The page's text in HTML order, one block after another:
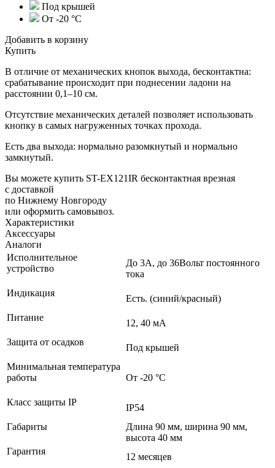
Под крышей
От -20 °C
Добавить в корзину
Купить
В отличие от механических кнопок выхода, бесконтактна:
срабатывание происходит при поднесении ладони на
расстоянии 0,1–10 см.
Отсутствие механических деталей позволяет использовать
кнопку в самых нагруженных точках прохода.
Есть два выхода: нормально разомкнутый и нормально
замкнутый.
Вы можете купить ST-EX121IR бесконтактная врезная
с доставкой
по Нижнему Новгороду
или оформить самовывоз.
Характеристики
Аксессуары
Аналоги
Исполнительное
устройство
До 3А, до 36Вольт постоянного
тока
Индикация
Есть. (синий/красный)
Питание
12, 40 мА
Защита от осадков
Под крышей
Минимальная температура
работы
От -20 °C
Класс защиты IP
IP54
Габариты
Длина 90 мм, ширина 90 мм,
высота 40 мм
Гарантия
12 месяцев